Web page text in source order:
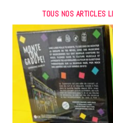
TOUS NOS ARTICLES